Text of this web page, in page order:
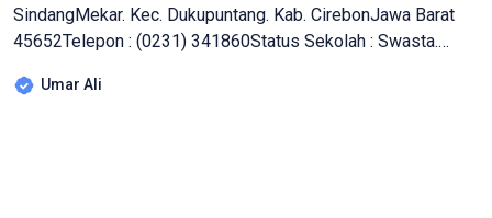
SindangMekar. Kec. Dukupuntang. Kab. CirebonJawa Barat
45652Telepon : (0231) 341860Status Sekolah : Swasta.
Nomor Data Sekolah/ NDS : 4302170028Nomor Statistik
Umar Ali